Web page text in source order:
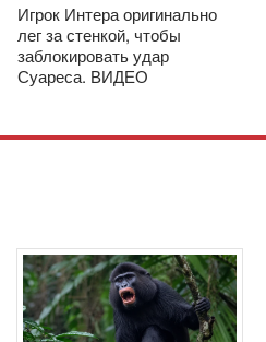
Игрок Интера оригинально
лег за стенкой, чтобы
заблокировать удар
Суареса. ВИДЕО